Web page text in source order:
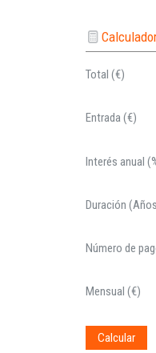
Total (€)
Entrada (€)
Interés anual
Duración
Número de
Mensual (€)
Calcular